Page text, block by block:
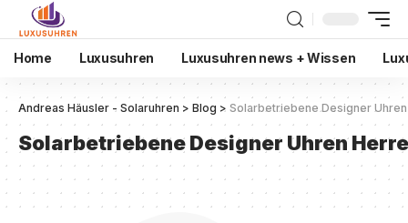
Home Luxusuhren Luxusuhren news + Wissen
Andreas Häusler - Solaruhren > Blog > Solarbetriebene Designer
Solarbetriebene Designer Uhren